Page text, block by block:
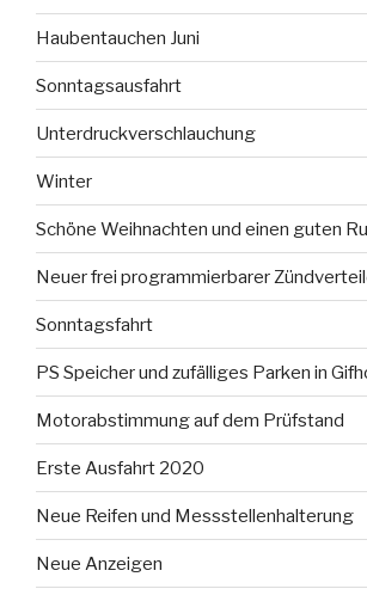
Haubentauchen Juni
Sonntagsausfahrt
Unterdruckverschlauchung
Winter
Schöne Weihnachten und einen guten
Neuer frei programmierbarer
Sonntagsfahrt
PS Speicher und zufälliges Parken in
Motorabstimmung auf dem Prüfstand
Erste Ausfahrt 2020
Neue Reifen und Messstellenhalterung
Neue Anzeigen